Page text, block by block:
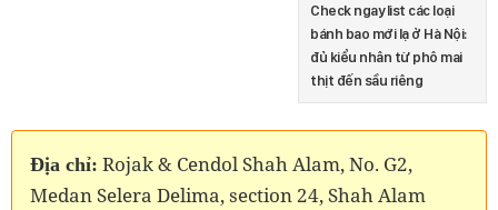
Check ngay list các loại
bánh bao mới lạ ở Hà Nội:
đủ kiểu nhân từ phô mai
thịt đến sầu riêng
Địa chỉ: Rojak & Cendol Shah Alam, No. G2,
Medan Selera Delima, section 24, Shah Alam